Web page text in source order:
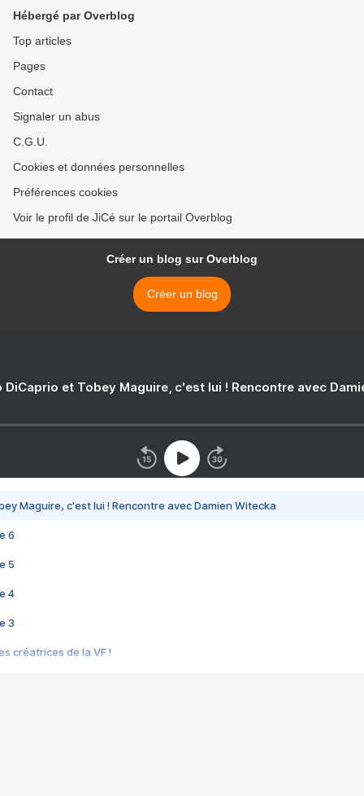
Hébergé par Overblog
Top articles
Pages
Contact
Signaler un abus
C.G.U.
Cookies et données personnelles
Préférences cookies
Voir le profil de JiCé sur le portail Overblog
Créer un blog sur Overblog
Créer un blog
DiCaprio et Tobey Maguire, c'est lui ! Rencontre avec
Maguire, c'est lui ! Rencontre avec Damien Witecka
6
5
4
3
créatrices de la VF !